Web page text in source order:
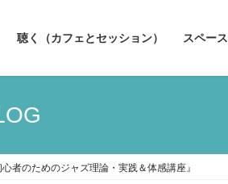
聴く（カフェとセッション） スペー
者のためのジャズ理論・実践＆体感講座』